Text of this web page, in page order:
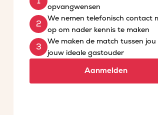
opvangwensen
We nemen telefonisch contact
op om nader kennis te maken
We maken de match tussen jou
jouw ideale gastouder
Aanmelden